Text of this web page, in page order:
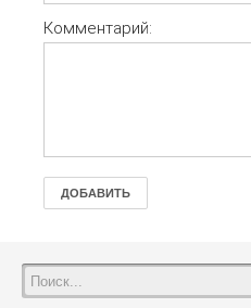
Комментарий:
ДОБАВИТЬ